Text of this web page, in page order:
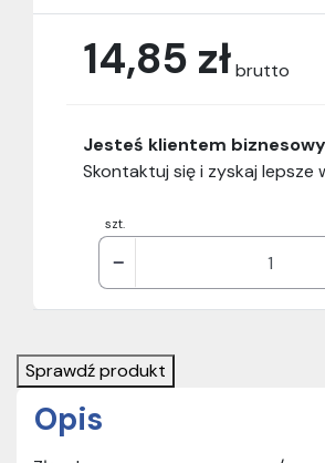
14,85 złbrutto
szt.
Jesteś klientem
Skontaktuj się i zyskaj lepsze
Sprawdź produkt
Opis